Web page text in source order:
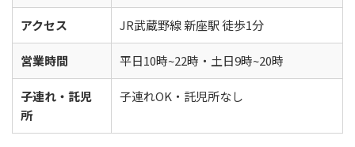
アクセス JR武蔵野線 新座駅 徒歩1分
営業時間 平日10時~22時・土日9時~20時
子連れ・託児
所
子連れOK・託児所なし